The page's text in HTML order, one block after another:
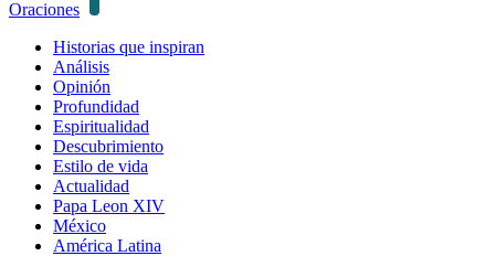
Oraciones
Historias que inspiran
Análisis
Opinión
Profundidad
Espiritualidad
Descubrimiento
Estilo de vida
Actualidad
Papa Leon XIV
México
América Latina